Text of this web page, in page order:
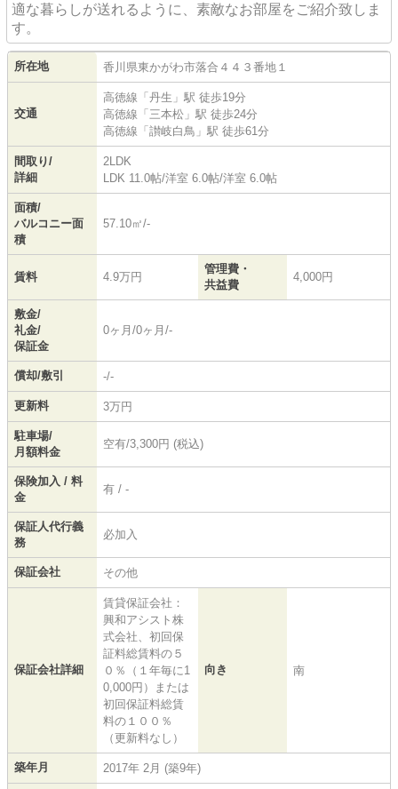
適な暮らしが送れるように、素敵なお部屋をご紹介致しま
す。
所在地 香川県東かがわ市落合 ４４３番地１
交通
高徳線 「 丹生 」駅 徒歩19分
高徳線 「 三本松 」駅 徒歩24分
高徳線 「 讃岐白鳥 」駅 徒歩61分
間取り/
詳細
2LDK
LDK 11.0帖/洋室 6.0帖/洋室 6.0帖
面積/
バルコニー面
積
57.10㎡/-
賃料 4.9万円
管理費・
共益費
4,000円
敷金/
礼金/
保証金
0ヶ月/0ヶ月/-
償却/敷引 -/-
更新料 3万円
駐車場/
月額料金
空有/3,300円 (税込)
保険加入 / 料
金
有 / -
保証人代行義
務
必加入
保証会社 その他
保証会社詳細
賃貸保証会社：
興和アシスト株
式会社、初回保
証料総賃料の５
０％（１年毎に1
0,000円）または
初回保証料総賃
料の１００％
（更新料なし）
向き 南
築年月 2017年 2月 (築9年)